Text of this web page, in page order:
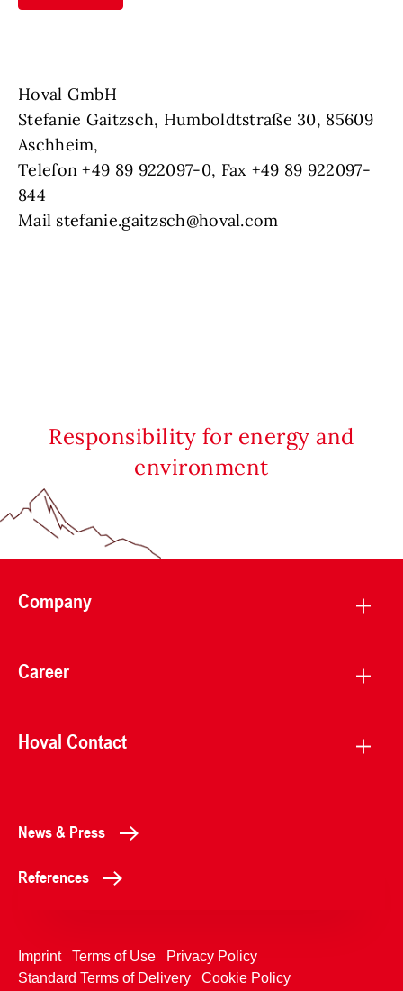
Hoval GmbH
Stefanie Gaitzsch, Humboldtstraße 30, 85609
Aschheim,
Telefon +49 89 922097-0, Fax +49 89 922097-
844
Mail stefanie.gaitzsch@hoval.com
Responsibility for energy and
environment
Company
Career
Hoval Contact
News & Press
References
Imprint Terms of Use
Privacy Policy
Standard Terms of Delivery
Cookie Policy